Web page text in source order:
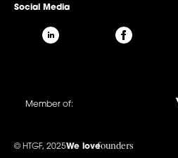
Social Media
Member of:
© HTGF, 2025We lovefounders